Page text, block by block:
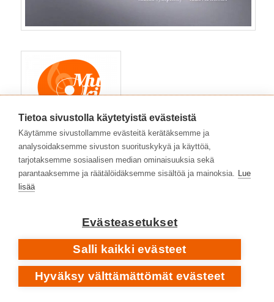
Tietoa sivustolla käytetyistä evästeistä
Käytämme sivustollamme evästeitä kerätäksemme ja
analysoidaksemme sivuston suorituskykyä ja käyttöä,
tarjotaksemme sosiaalisen median ominaisuuksia sekä
parantaaksemme ja räätälöidäksemme sisältöä ja mainoksia. Lue
lisää
Evästeasetukset
Salli kaikki evästeet
Hyväksy välttämättömät evästeet